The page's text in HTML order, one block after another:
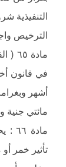
التنفیذیة
الترخیص
في قانون
أشھر
مائتي جنیة
تأثیر خمر أو